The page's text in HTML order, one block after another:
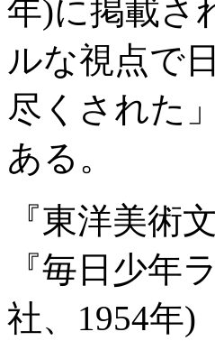
年)に掲載さ
ルな視点で
尽くされた
ある。
『東洋美
『毎日少
社、1954年)